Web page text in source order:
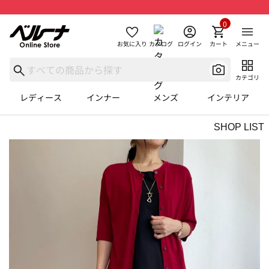
お気に入り カタログ ログイン カート
0
メニュー
カテゴリ
レディース インナー メンズ インテリア
SHOP LIST